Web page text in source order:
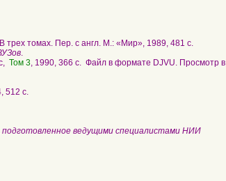
трех томах. Пер. с англ. М.: «Мир», 1989, 481 с.
.
Том 3, 1990, 366 с. Файл в формате DJVU. Просмотр в
512 с.
подготовленное ведущими специалистами НИИ